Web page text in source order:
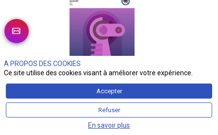
Dans un contexte où la cryptographie occupe une place
importante dans l’environnement numérique, l’ANSSI
publie l’« Analyse de risques de haut niveau sur le
chiffrement et autres usages de la cryptographie » le
A PROPOS DES COOKIES
Ce site utilise des cookies visant à améliorer votre expérience.
Accepter
Refuser
En savoir plus